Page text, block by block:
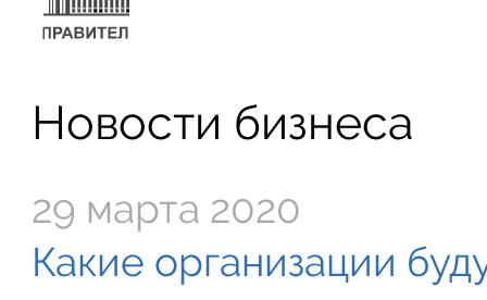
Новости бизнеса
29 марта 2020
Какие организации